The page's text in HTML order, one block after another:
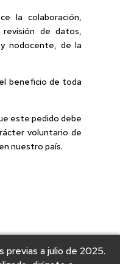
la colaboración,
de datos,
nodocente, de la
beneficio de toda
este pedido debe
voluntario de
nuestro país.
previas a julio de 2025.